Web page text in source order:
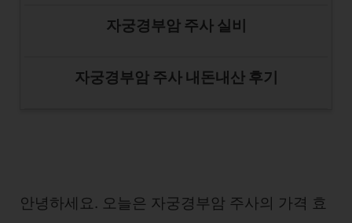
자궁경부암 주사 실비
자궁경부암 주사 내돈내산 후기
안녕하세요. 오늘은 자궁경부암 주사의 가격 효